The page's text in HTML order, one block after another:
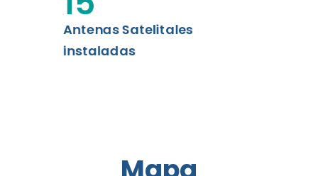
Antenas Satelitales
instaladas